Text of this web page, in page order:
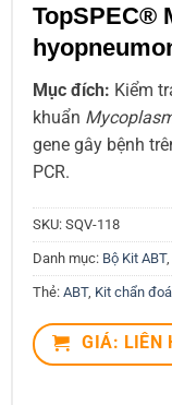
TopSPEC®
Mục đích: Kiểm
khuẩn
gene gây bệnh
PCR.
SKU: SQV-118
Danh mục: Bộ Kit ABT,
Thẻ: ABT, Kit chẩn
GIÁ: LIÊN